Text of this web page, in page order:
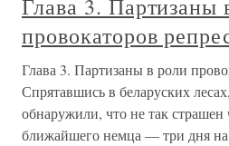
Глава 3. Партизаны
провокаторов
Глава 3. Партизаны в роли
Спрятавшись в беларуских
обнаружили, что не так
ближайшего немца — три дня